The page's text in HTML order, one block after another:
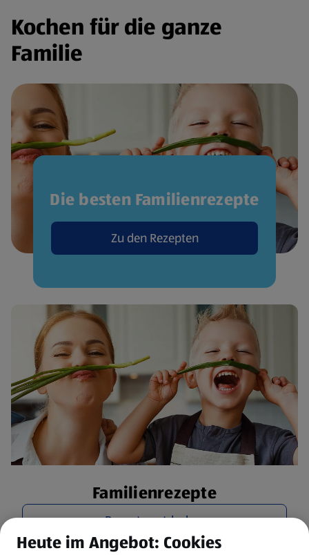
Kochen für die ganze
Familie
Die besten Familienrezepte
Zu den Rezepten
Familienrezepte
Rezepte entdecken
Heute im Angebot: Cookies